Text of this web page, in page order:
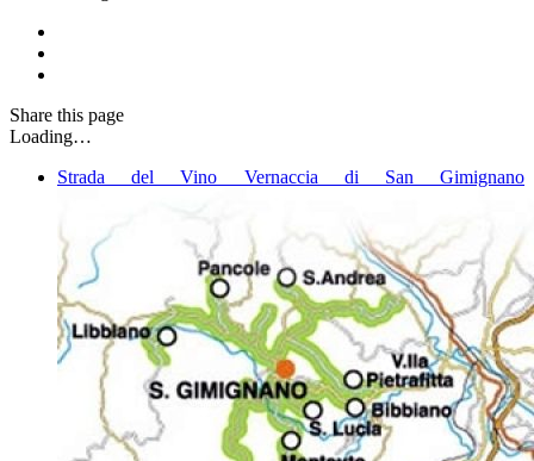
Share this page
Loading…
Strada del Vino Vernaccia di San Gimignano